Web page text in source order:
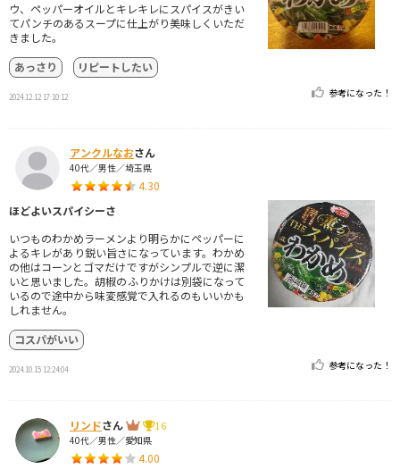
ウ、ペッパーオイルとキレキレにスパイスがきい
てパンチのあるスープに仕上がり美味しくいただ
きました。
あっさり
リピートしたい
2024.12.12 17:10:12 参考になった！
アンクルなおさん
40代／男性／埼玉県
4.30
ほどよいスパイシーさ
いつものわかめラーメンより明らかにペッパーに
よるキレがあり鋭い旨さになっています。わかめ
の他はコーンとゴマだけですがシンプルで逆に潔
いと思いました。胡椒のふりかけは別袋になって
いるので途中から味変感覚で入れるのもいいかも
しれません。
コスパがいい
2024.10.15 12:24:04 参考になった！
リンドさん
16
40代／男性／愛知県
4.00